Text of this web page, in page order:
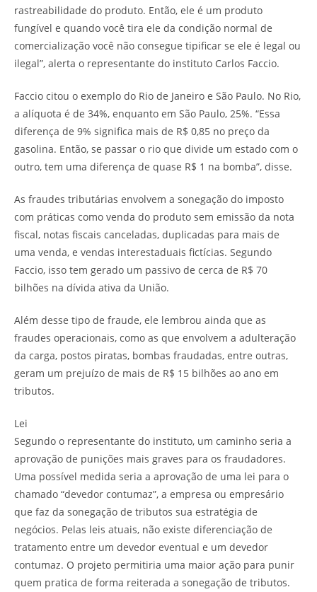
rastreabilidade do produto. Então, ele é um produto
fungível e quando você tira ele da condição normal de
comercialização você não consegue tipificar se ele é legal ou
ilegal”, alerta o representante do instituto Carlos Faccio.
Faccio citou o exemplo do Rio de Janeiro e São Paulo. No Rio,
a alíquota é de 34%, enquanto em São Paulo, 25%. “Essa
diferença de 9% significa mais de R$ 0,85 no preço da
gasolina. Então, se passar o rio que divide um estado com o
outro, tem uma diferença de quase R$ 1 na bomba”, disse.
As fraudes tributárias envolvem a sonegação do imposto
com práticas como venda do produto sem emissão da nota
fiscal, notas fiscais canceladas, duplicadas para mais de
uma venda, e vendas interestaduais fictícias. Segundo
Faccio, isso tem gerado um passivo de cerca de R$ 70
bilhões na dívida ativa da União.
Além desse tipo de fraude, ele lembrou ainda que as
fraudes operacionais, como as que envolvem a adulteração
da carga, postos piratas, bombas fraudadas, entre outras,
geram um prejuízo de mais de R$ 15 bilhões ao ano em
tributos.
Lei
Segundo o representante do instituto, um caminho seria a
aprovação de punições mais graves para os fraudadores.
Uma possível medida seria a aprovação de uma lei para o
chamado “devedor contumaz”, a empresa ou empresário
que faz da sonegação de tributos sua estratégia de
negócios. Pelas leis atuais, não existe diferenciação de
tratamento entre um devedor eventual e um devedor
contumaz. O projeto permitiria uma maior ação para punir
quem pratica de forma reiterada a sonegação de tributos.